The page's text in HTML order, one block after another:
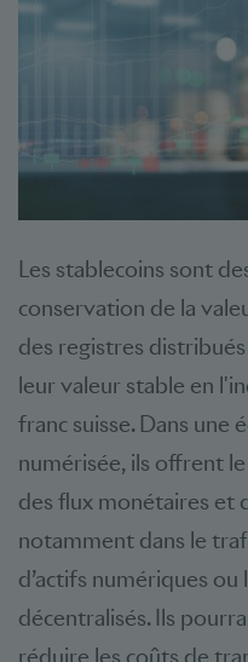
Les stablecoins sont
conservation de la
des registres
leur valeur stable en
franc suisse. Dans une
numérisée, ils offrent
des flux monétaires et
notamment dans le
d’actifs numériques ou
décentralisés. Ils
réduire les coûts de